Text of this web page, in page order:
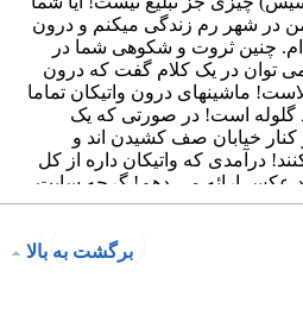
برگشت به بالا